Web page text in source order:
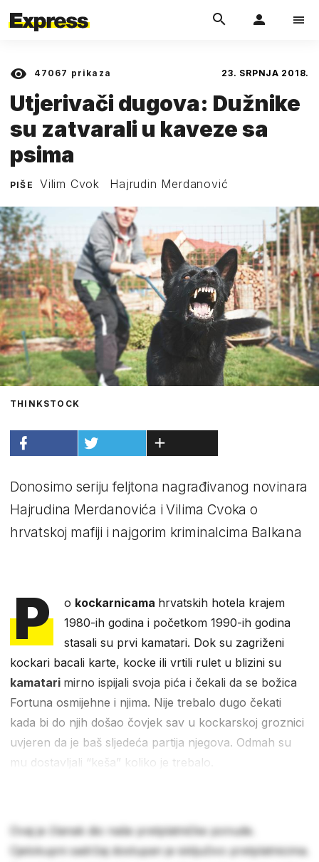
47067 prikaza 23. SRPNJA 2018.
Utjerivači dugova: Dužnike
su zatvarali u kaveze sa
psima
PIŠE Vilim Cvok Hajrudin Merdanović
THINKSTOCK
Donosimo seriju feljtona nagrađivanog novinara
Hajrudina Merdanovića i Vilima Cvoka o
hrvatskoj mafiji i najgorim kriminalcima Balkana
P o kockarnicama hrvatskih hotela krajem
1980-ih godina i početkom 1990-ih godina
stasali su prvi kamatari. Dok su zagriženi
kockari bacali karte, kocke ili vrtili rulet u blizini su
kamatari mirno ispijali svoja pića i čekali da se božica
Fortuna osmijehne i njima. Nije trebalo dugo čekati
kada bi do njih došao čovjek sav u kockarskoj groznici
uvjeren da je baš sljedeća partija njegova. Odmah su
mu dostavljali “keša” koliko je trebalo.
Ovaj je članak dio naše pretplatničke ponude.
Cjelokupni sadržaj dostupan je isključivo pretplatnicima.